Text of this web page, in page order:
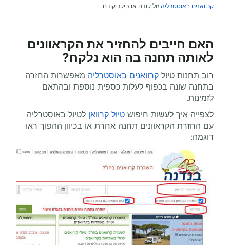
קרוואנים באוסטרליה זול קודם או היקר קודם
האם חייבים להחזיר את הקראוונים
לאותה תחנה בה הוא נלקח?
רוב תחנות טיול קרוואנים באוסטרליה מאפשרות החזרה
בתחנה שונה בכפוף לעלות כספית נוספת ובהתאם
לזמינות.
לצפייה איך לעשות חיפוש טיול קרוואן לטיול באוסטרליה
עם החזרת הקראוונים תחנה אחרת או בכיוון ההפוך ראו
דוגמה: